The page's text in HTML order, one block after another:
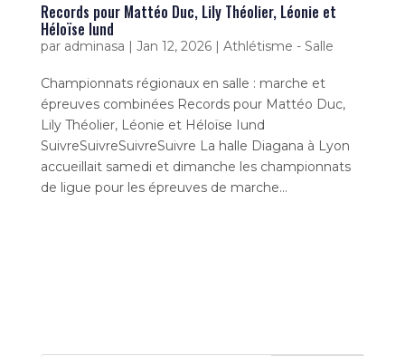
Records pour Mattéo Duc, Lily Théolier, Léonie et
Héloïse Iund
par adminasa | Jan 12, 2026| Athlétisme - Salle
Championnats régionaux en salle : marche et
épreuves combinées Records pour Mattéo Duc,
Lily Théolier, Léonie et Héloïse Iund
SuivreSuivreSuivreSuivre La halle Diagana à Lyon
accueillait samedi et dimanche les championnats
de ligue pour les épreuves de marche...